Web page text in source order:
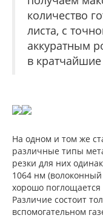
количество
листа, с
аккуратным
в
На одном и том же
различные типы
резки для них
1064 нм
хорошо
Различие состоит
вспомогательном